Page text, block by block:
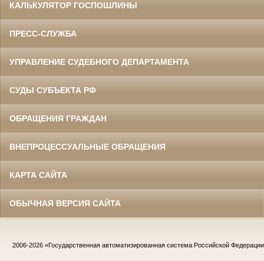
КАЛЬКУЛЯТОР ГОСПОШЛИНЫ
ПРЕСС-СЛУЖБА
УПРАВЛЕНИЕ СУДЕБНОГО ДЕПАРТАМЕНТА
СУДЫ СУБЪЕКТА РФ
ОБРАЩЕНИЯ ГРАЖДАН
ВНЕПРОЦЕССУАЛЬНЫЕ ОБРАЩЕНИЯ
КАРТА САЙТА
ОБЫЧНАЯ ВЕРСИЯ САЙТА
2006-2026 «Государственная автоматизированная система Российской